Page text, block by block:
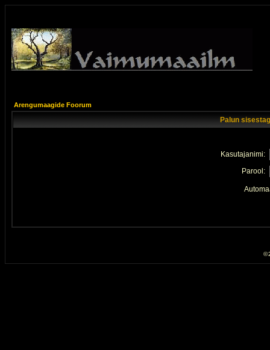
Arengumaagide Foorum
Palun
Kasutajanimi:
Parool:
©